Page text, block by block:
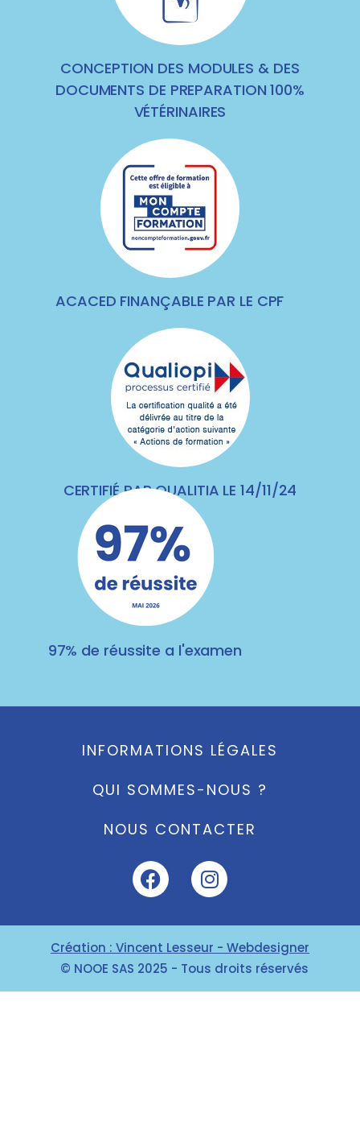
CONCEPTION DES MODULES & DES
DOCUMENTS DE PREPARATION 100%
VÉTÉRINAIRES
ACACED FINANÇABLE PAR LE CPF
CERTIFIÉ PAR QUALITIA LE 14/11/24
97% de réussite a l'examen
INFORMATIONS LÉGALES
QUI SOMMES-NOUS ?
NOUS CONTACTER
Création : Vincent Lesseur - Webdesigner
© NOOE SAS 2025 - Tous droits réservés